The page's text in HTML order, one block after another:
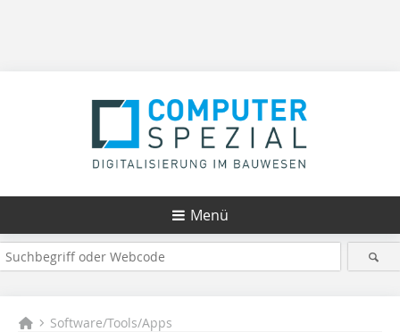
Menü
Software/Tools/Apps